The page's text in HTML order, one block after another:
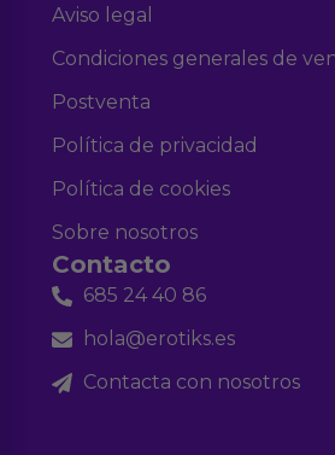
Aviso legal
Condiciones generales de
Postventa
Política de privacidad
Política de cookies
Sobre nosotros
Contacto
685 24 40 86
hola@erotiks.es
Contacta con nosotros